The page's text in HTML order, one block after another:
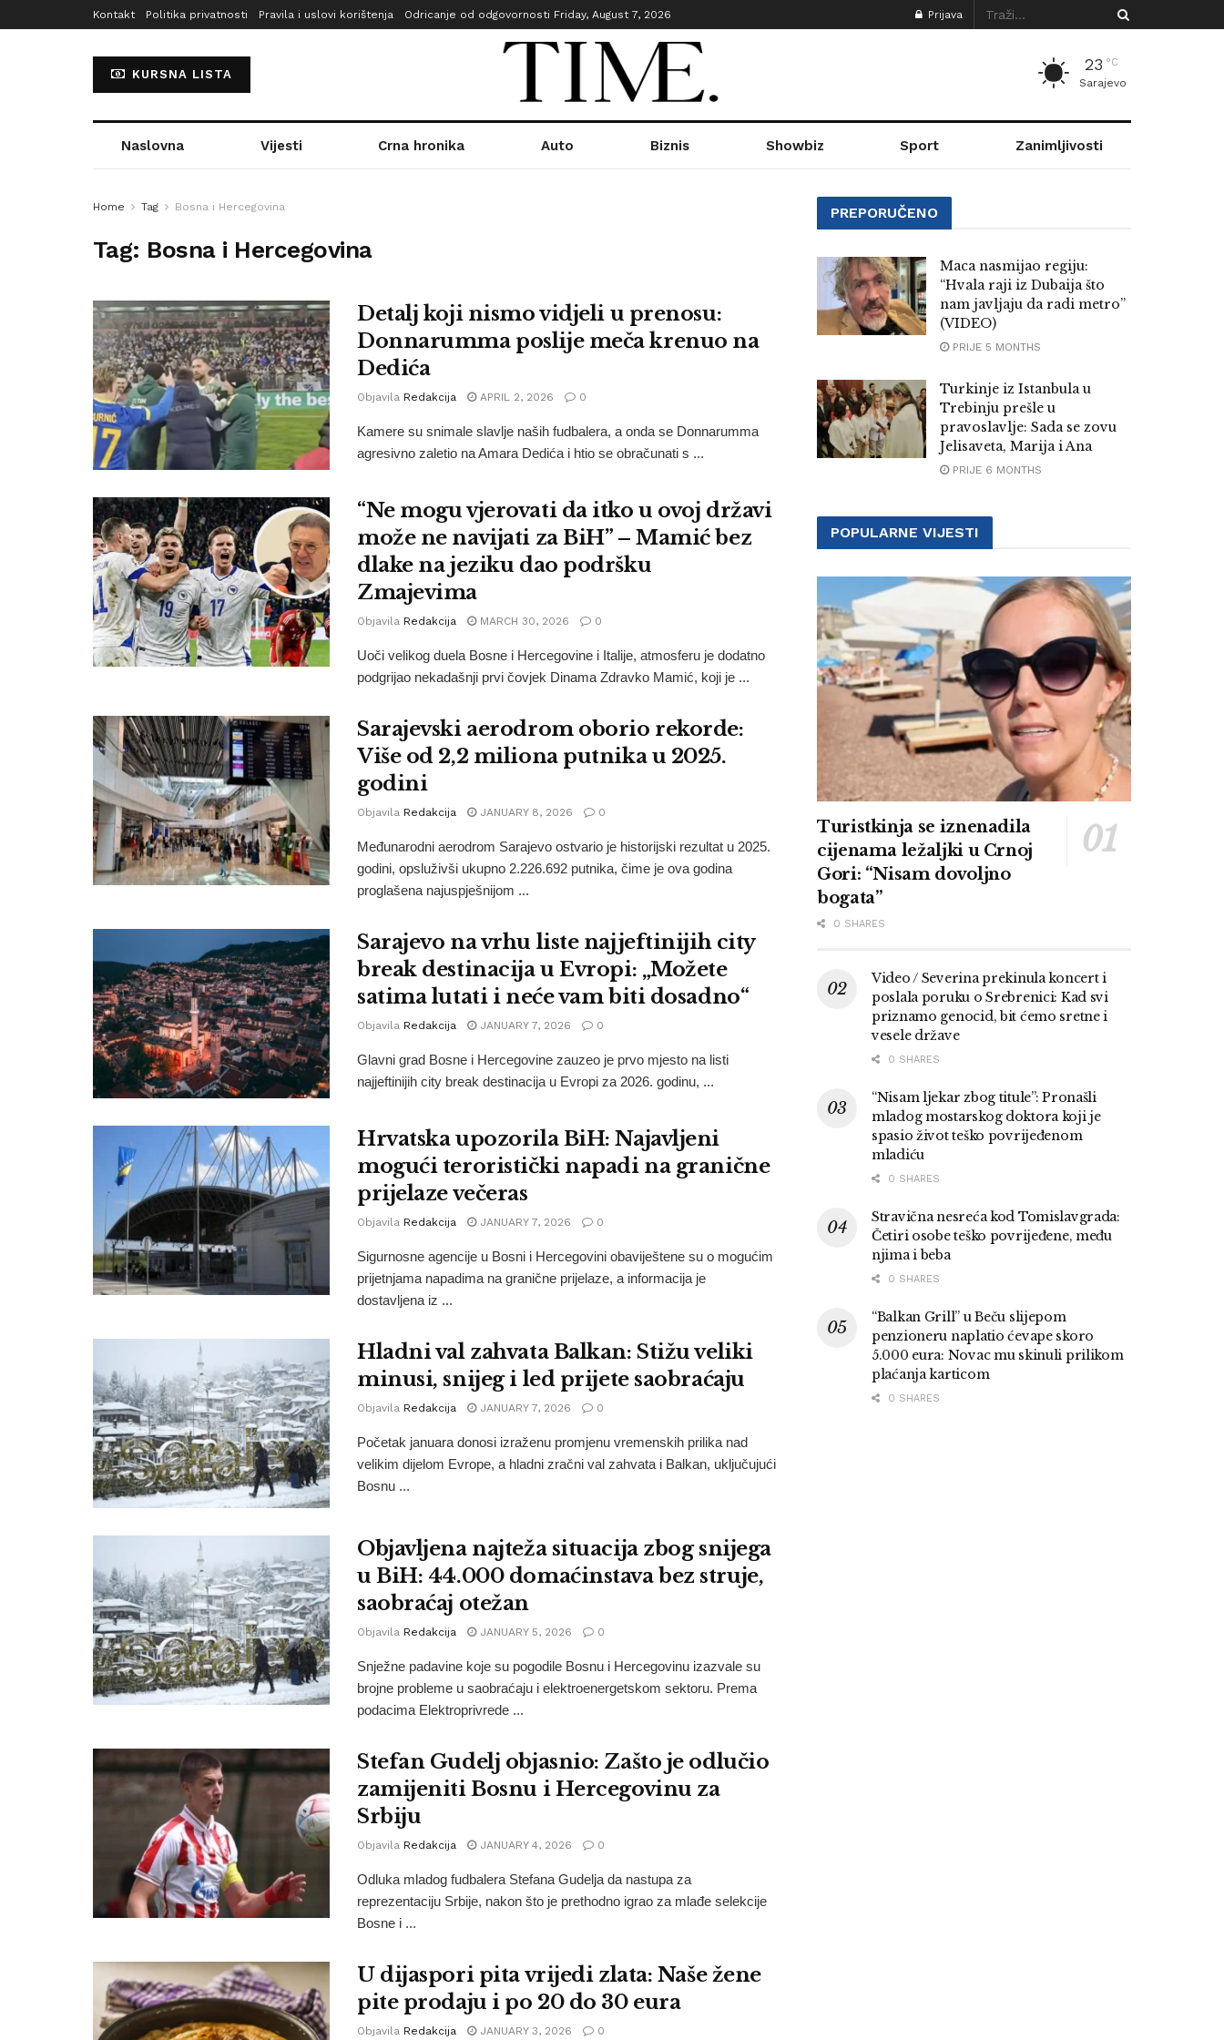
Kontakt Politika privatnosti Pravila i uslovi korištenja Odricanje od odgovornosti Friday, August 7, 2026 Prijava
KURSNA LISTA
23 °C
Sarajevo
Naslovna Vijesti Crna hronika Auto Biznis Showbiz Sport Zanimljivosti
Home Tag Bosna i Hercegovina
Tag: Bosna i Hercegovina
Detalj koji nismo vidjeli u prenosu:
Donnarumma poslije meča krenuo na
Dedića
Objavila Redakcija APRIL 2, 2026 0
Kamere su snimale slavlje naših fudbalera, a onda se Donnarumma
agresivno zaletio na Amara Dedića i htio se obračunati s ...
“Ne mogu vjerovati da itko u ovoj državi
može ne navijati za BiH” – Mamić bez
dlake na jeziku dao podršku
Zmajevima
Objavila Redakcija MARCH 30, 2026 0
Uoči velikog duela Bosne i Hercegovine i Italije, atmosferu je dodatno
podgrijao nekadašnji prvi čovjek Dinama Zdravko Mamić, koji je ...
Sarajevski aerodrom oborio rekorde:
Više od 2,2 miliona putnika u 2025.
godini
Objavila Redakcija JANUARY 8, 2026 0
Međunarodni aerodrom Sarajevo ostvario je historijski rezultat u 2025.
godini, opsluživši ukupno 2.226.692 putnika, čime je ova godina
proglašena najuspješnijom ...
Sarajevo na vrhu liste najjeftinijih city
break destinacija u Evropi: „Možete
satima lutati i neće vam biti dosadno“
Objavila Redakcija JANUARY 7, 2026 0
Glavni grad Bosne i Hercegovine zauzeo je prvo mjesto na listi
najjeftinijih city break destinacija u Evropi za 2026. godinu, ...
Hrvatska upozorila BiH: Najavljeni
mogući teroristički napadi na granične
prijelaze večeras
Objavila Redakcija JANUARY 7, 2026 0
Sigurnosne agencije u Bosni i Hercegovini obaviještene su o mogućim
prijetnjama napadima na granične prijelaze, a informacija je
dostavljena iz ...
Hladni val zahvata Balkan: Stižu veliki
minusi, snijeg i led prijete saobraćaju
Objavila Redakcija JANUARY 7, 2026 0
Početak januara donosi izraženu promjenu vremenskih prilika nad
velikim dijelom Evrope, a hladni zračni val zahvata i Balkan, uključujući
Bosnu ...
Objavljena najteža situacija zbog snijega
u BiH: 44.000 domaćinstava bez struje,
saobraćaj otežan
Objavila Redakcija JANUARY 5, 2026 0
Snježne padavine koje su pogodile Bosnu i Hercegovinu izazvale su
brojne probleme u saobraćaju i elektroenergetskom sektoru. Prema
podacima Elektroprivrede ...
Stefan Gudelj objasnio: Zašto je odlučio
zamijeniti Bosnu i Hercegovinu za
Srbiju
Objavila Redakcija JANUARY 4, 2026 0
Odluka mladog fudbalera Stefana Gudelja da nastupa za
reprezentaciju Srbije, nakon što je prethodno igrao za mlađe selekcije
Bosne i ...
U dijaspori pita vrijedi zlata: Naše žene
pite prodaju i po 20 do 30 eura
Objavila Redakcija JANUARY 3, 2026 0
PREPORUČENO
Maca nasmijao regiju:
“Hvala raji iz Dubaija što
nam javljaju da radi metro”
(VIDEO)
PRIJE 5 MONTHS
Turkinje iz Istanbula u
Trebinju prešle u
pravoslavlje: Sada se zovu
Jelisaveta, Marija i Ana
PRIJE 6 MONTHS
POPULARNE VIJESTI
Turistkinja se iznenadila
cijenama ležaljki u Crnoj
Gori: “Nisam dovoljno
bogata”
0 SHARES
Video / Severina prekinula koncert i
poslala poruku o Srebrenici: Kad svi
priznamo genocid, bit ćemo sretne i
vesele države
0 SHARES
“Nisam ljekar zbog titule”: Pronašli
mladog mostarskog doktora koji je
spasio život teško povrijeđenom
mladiću
0 SHARES
Stravična nesreća kod Tomislavgrada:
Četiri osobe teško povrijeđene, među
njima i beba
0 SHARES
“Balkan Grill” u Beču slijepom
penzioneru naplatio ćevape skoro
5.000 eura: Novac mu skinuli prilikom
plaćanja karticom
0 SHARES